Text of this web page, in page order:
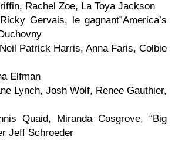
Rachel Zoe, La Toya Jackson
Ricky Gervais, le gagnant”America’s
Neil Patrick Harris, Anna Faris, Colbie
Elfman
Lynch, Josh Wolf, Renee Gauthier,
Quaid, Miranda Cosgrove, “Big
Jeff Schroeder